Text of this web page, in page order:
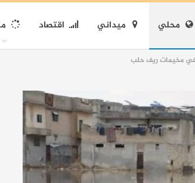
محلي ميداني اقتصاد
في مخيمات ريف حلب